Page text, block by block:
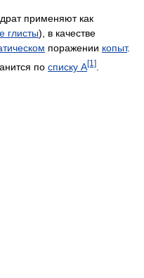
применяют как
глисты), в качестве
поражении копыт.
по списку А[1]